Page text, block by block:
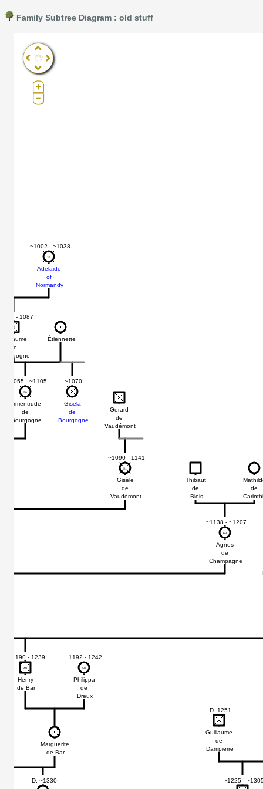
Family Subtree Diagram : old stuff
Marguerite
de Bar
~1190 - 1239
Henry
de Bar
49
49
1192 - 1242
Philippa
de
Dreux
50
50
~1138 - ~1207
Agnes
de
Champagne
69
69
~1090 - 1141
Gisèle
de
Vaudémont
51
51
~1055 - ~1105
Ermentrude
de
Bourgogne
50
50
- 1087
Guillaume
de
6767
Étiennette
~1002 - ~1038
Adelaide
of
Normandy
36
36
Gerard
de
Vaudémont
Thibaut
de
Blois
de
~1225 -
D. ~1330
D. 1251
Guillaume
de
Dampierre
~1070
Gisela
de
Bourgogne